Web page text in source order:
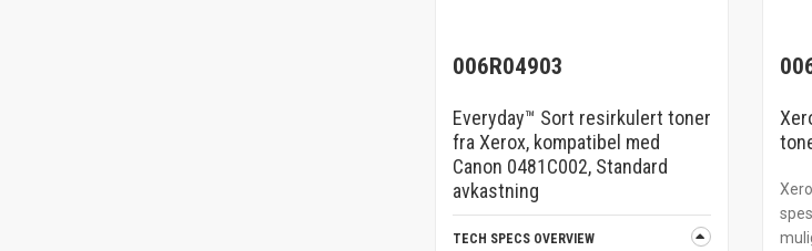
006R04903
Everyday™ Sort resirkulert toner
fra Xerox, kompatibel med
Canon 0481C002, Standard
avkastning
TECH SPECS OVERVIEW